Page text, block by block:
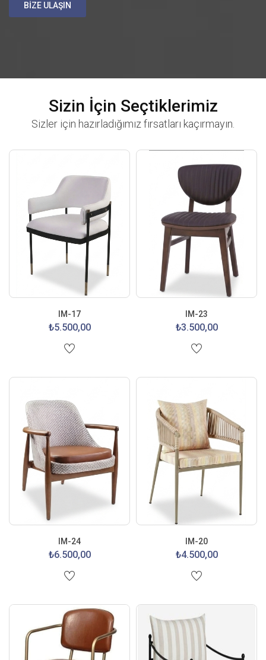
BİZE ULAŞIN
Sizin İçin Seçtiklerimiz
Sizler için hazırladığımız fırsatları kaçırmayın.
IM-17
₺5.500,00
IM-23
₺3.500,00
IM-24
₺6.500,00
IM-20
₺4.500,00